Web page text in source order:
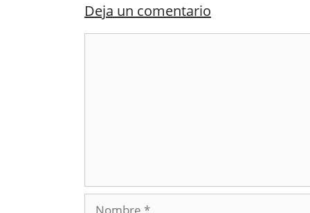
Deja un comentario
Nombre